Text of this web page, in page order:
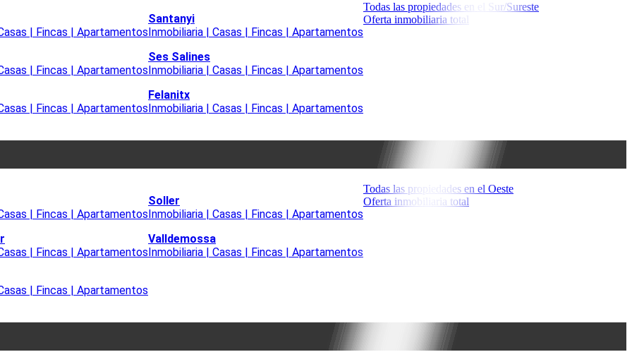
| Fincas | Apartamentos
| Fincas | Apartamentos
| Fincas | Apartamentos
Santanyi
Inmobiliaria | Casas | Fincas | Apartamentos
Ses Salines
Inmobiliaria | Casas | Fincas | Apartamentos
Felanitx
Inmobiliaria | Casas | Fincas | Apartamentos
Todas las propiedades en el Sur/Sureste
Oferta inmobiliaria total
| Fincas | Apartamentos
| Fincas | Apartamentos
| Fincas | Apartamentos
Soller
Inmobiliaria | Casas | Fincas | Apartamentos
Valldemossa
Inmobiliaria | Casas | Fincas | Apartamentos
Todas las propiedades en el Oeste
Oferta inmobiliaria total